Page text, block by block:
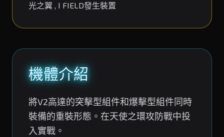
光之翼 , I FIELD發生裝置
機體介紹
將V2高達的突擊型組件和爆擊型組件同時
裝備的重裝形態。在天使之環攻防戰中投
入實戰。